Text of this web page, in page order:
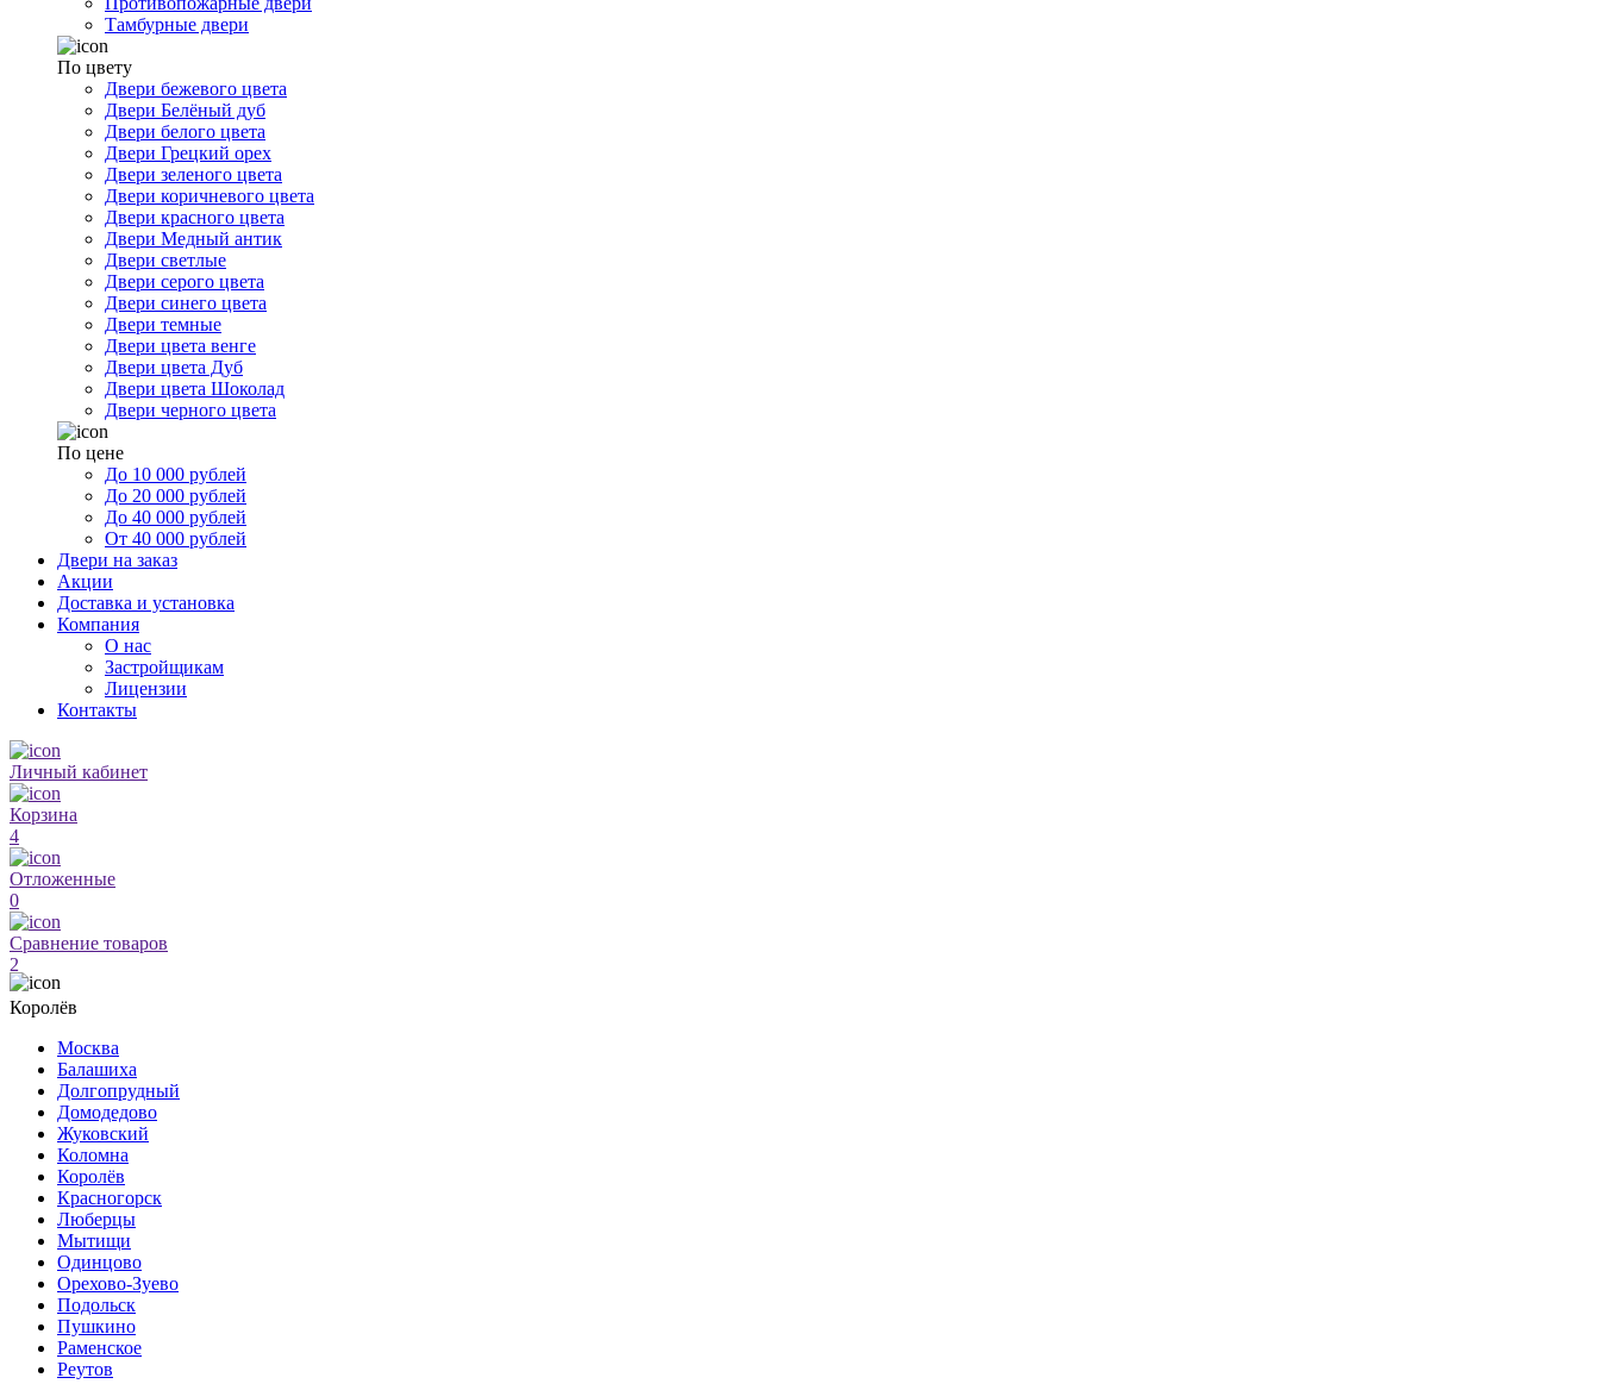
Тамбурные двери
По цвету
Двери бежевого цвета
Двери Белёный дуб
Двери белого цвета
Двери Грецкий орех
Двери зеленого цвета
Двери коричневого цвета
Двери красного цвета
Двери Медный антик
Двери светлые
Двери серого цвета
Двери синего цвета
Двери темные
Двери цвета венге
Двери цвета Дуб
Двери цвета Шоколад
Двери черного цвета
По цене
До 10 000 рублей
До 20 000 рублей
До 40 000 рублей
От 40 000 рублей
Двери на заказ
Акции
Доставка и установка
Компания
О нас
Застройщикам
Лицензии
Контакты
Личный кабинет
Корзина
4
Отложенные
0
Сравнение товаров
2
Королёв
Москва
Балашиха
Долгопрудный
Домодедово
Жуковский
Коломна
Королёв
Красногорск
Люберцы
Мытищи
Одинцово
Орехово-Зуево
Подольск
Пушкино
Раменское
Реутов